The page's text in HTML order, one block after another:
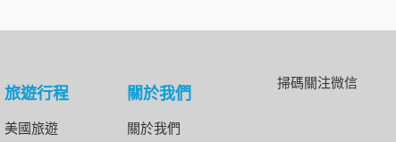
旅遊行程
美國旅遊
關於我們
關於我們
掃碼關注微信